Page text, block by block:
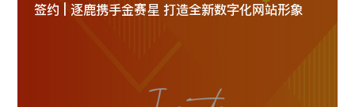
签约 | 逐鹿携手金赛星 打造全新数字化网站形象